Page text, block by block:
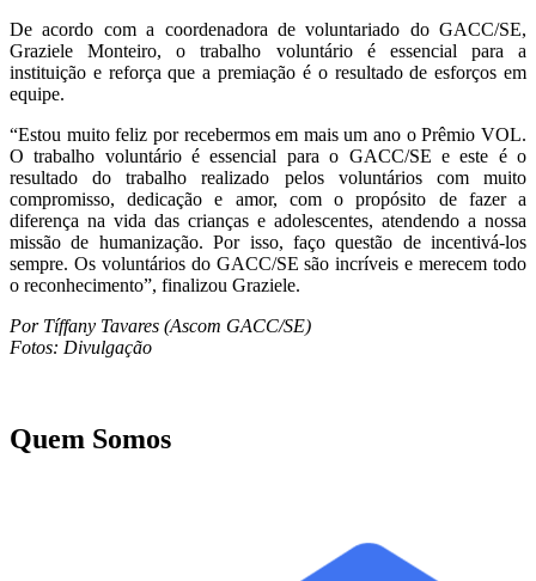
De acordo com a coordenadora de voluntariado do GACC/SE,
Graziele Monteiro, o trabalho voluntário é essencial para a
instituição e reforça que a premiação é o resultado de esforços em
equipe.
“Estou muito feliz por recebermos em mais um ano o Prêmio VOL.
O trabalho voluntário é essencial para o GACC/SE e este é o
resultado do trabalho realizado pelos voluntários com muito
compromisso, dedicação e amor, com o propósito de fazer a
diferença na vida das crianças e adolescentes, atendendo a nossa
missão de humanização. Por isso, faço questão de incentivá-los
sempre. Os voluntários do GACC/SE são incríveis e merecem todo
o reconhecimento”, finalizou Graziele.
Por Tíffany Tavares (Ascom GACC/SE)
Fotos: Divulgação
Quem Somos